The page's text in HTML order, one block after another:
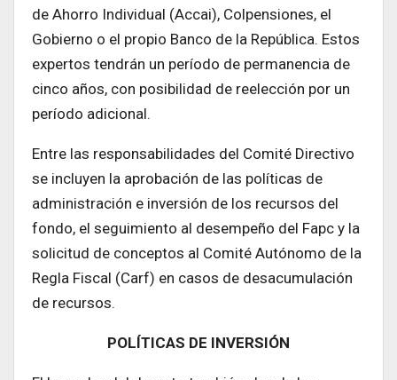
de Ahorro Individual (Accai), Colpensiones, el
Gobierno o el propio Banco de la República. Estos
expertos tendrán un período de permanencia de
cinco años, con posibilidad de reelección por un
período adicional.
Entre las responsabilidades del Comité Directivo
se incluyen la aprobación de las políticas de
administración e inversión de los recursos del
fondo, el seguimiento al desempeño del Fapc y la
solicitud de conceptos al Comité Autónomo de la
Regla Fiscal (Carf) en casos de desacumulación
de recursos.
POLÍTICAS DE INVERSIÓN